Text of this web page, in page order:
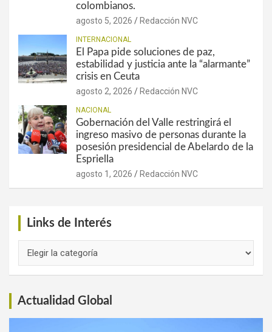
colombianos.
agosto 5, 2026 Redacción NVC
INTERNACIONAL
El Papa pide soluciones de paz,
estabilidad y justicia ante la “alarmante”
crisis en Ceuta
agosto 2, 2026 Redacción NVC
NACIONAL
Gobernación del Valle restringirá el
ingreso masivo de personas durante la
posesión presidencial de Abelardo de la
Espriella
agosto 1, 2026 Redacción NVC
Links de Interés
Actualidad Global